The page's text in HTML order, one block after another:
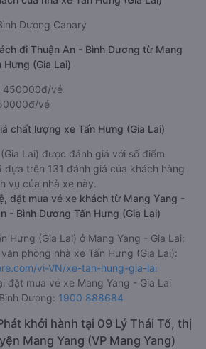
Dương Canary
đi Thuận An - Bình Dương từ Mang
Hưng (Gia Lai)
450000đ/vé
vé
chất lượng xe Tấn Hưng (Gia Lai)
Lai) được đánh giá với số điểm
trên 131 đánh giá của khách hàng
vụ của nhà xe này.
đặt mua vé xe khách từ Mang Yang -
- Bình Dương Tấn Hưng (Gia Lai)
Hưng (Gia Lai) ở Mang Yang - Gia Lai:
phòng nhà xe Tấn Hưng (Gia Lai):
vi-VN/xe-tan-hung-gia-lai
đặt mua vé xe Mang Yang - Gia Lai
Dương: 1900 888684
khởi hành tại 09 Lý Thái Tổ, thị
Mang Yang (VP Mang Yang)